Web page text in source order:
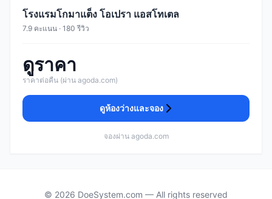
โรงแรมโกมาแต็ง โอเปรา แอสโทเตล
7.9 คะแนน · 180 รีวิว
ดูราคา
ราคาต่อคืน (ผ่าน agoda.com)
ดูห้องว่างและจอง
จองผ่าน agoda.com
© 2026 DoeSystem.com — All rights reserved